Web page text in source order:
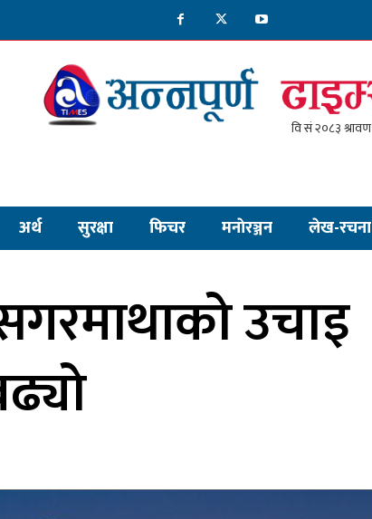
अर्थ सुरक्षा फिचर मनाेरञ्जन लेख-रचना
उचाइ